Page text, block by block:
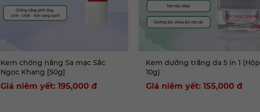
Kem chống nắng Sa mạc Sắc
Ngọc Khang [50g]
Giá niêm yết: 195,000 đ
Kem dưỡng trắng da 5 in 1 (Hộp
10g)
Giá niêm yết: 155,000 đ